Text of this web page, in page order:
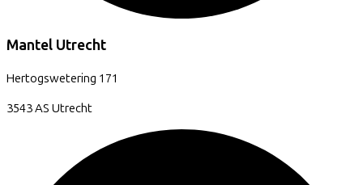
Mantel Utrecht
Hertogswetering 171
3543 AS Utrecht